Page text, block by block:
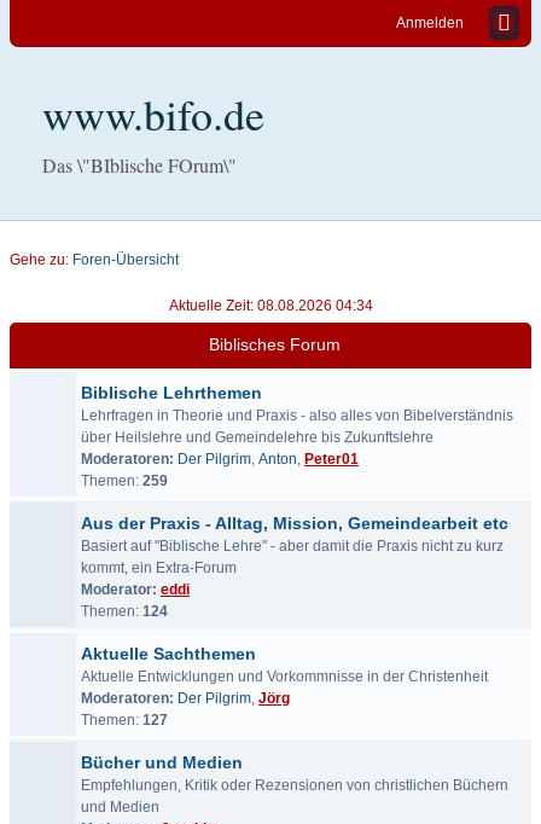
Anmelden
www.bifo.de
Das \"BIblische FOrum\"
Gehe zu: Foren-Übersicht
Aktuelle Zeit: 08.08.2026 04:34
Biblisches Forum
Biblische Lehrthemen
Lehrfragen in Theorie und Praxis - also alles von Bibelverständnis
über Heilslehre und Gemeindelehre bis Zukunftslehre
Moderatoren: Der Pilgrim, Anton, Peter01
Themen: 259
Aus der Praxis - Alltag, Mission, Gemeindearbeit etc
Basiert auf "Biblische Lehre" - aber damit die Praxis nicht zu kurz
kommt, ein Extra-Forum
Moderator: eddi
Themen: 124
Aktuelle Sachthemen
Aktuelle Entwicklungen und Vorkommnisse in der Christenheit
Moderatoren: Der Pilgrim, Jörg
Themen: 127
Bücher und Medien
Empfehlungen, Kritik oder Rezensionen von christlichen Büchern
und Medien